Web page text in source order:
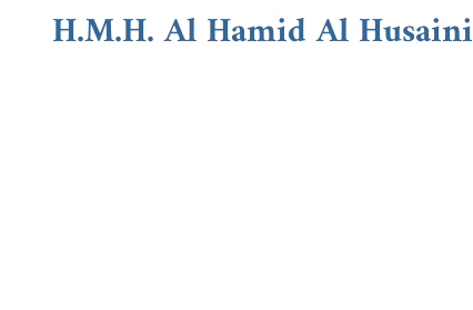
H.M.H. Al Hamid Al Husaini